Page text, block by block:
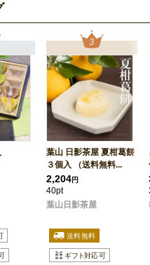
葉山 日影茶屋 夏柑葛餅
３個入 （送料無料...
2,204円
40pt
葉山日影茶屋